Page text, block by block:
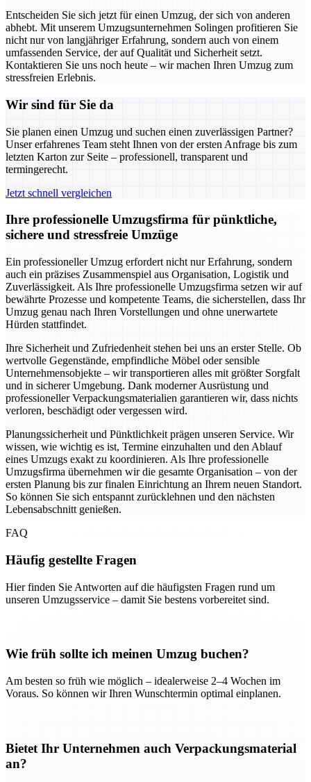
Entscheiden Sie sich jetzt für einen Umzug, der sich von anderen
abhebt. Mit unserem Umzugsunternehmen Solingen profitieren Sie
nicht nur von langjähriger Erfahrung, sondern auch von einem
umfassenden Service, der auf Qualität und Sicherheit setzt.
Kontaktieren Sie uns noch heute – wir machen Ihren Umzug zum
stressfreien Erlebnis.
Wir sind für Sie da
Sie planen einen Umzug und suchen einen zuverlässigen Partner?
Unser erfahrenes Team steht Ihnen von der ersten Anfrage bis zum
letzten Karton zur Seite – professionell, transparent und
termingerecht.
Jetzt schnell vergleichen
Ihre professionelle Umzugsfirma für pünktliche,
sichere und stressfreie Umzüge
Ein professioneller Umzug erfordert nicht nur Erfahrung, sondern
auch ein präzises Zusammenspiel aus Organisation, Logistik und
Zuverlässigkeit. Als Ihre professionelle Umzugsfirma setzen wir auf
bewährte Prozesse und kompetente Teams, die sicherstellen, dass Ihr
Umzug genau nach Ihren Vorstellungen und ohne unerwartete
Hürden stattfindet.
Ihre Sicherheit und Zufriedenheit stehen bei uns an erster Stelle. Ob
wertvolle Gegenstände, empfindliche Möbel oder sensible
Unternehmensobjekte – wir transportieren alles mit größter Sorgfalt
und in sicherer Umgebung. Dank moderner Ausrüstung und
professioneller Verpackungsmaterialien garantieren wir, dass nichts
verloren, beschädigt oder vergessen wird.
Planungssicherheit und Pünktlichkeit prägen unseren Service. Wir
wissen, wie wichtig es ist, Termine einzuhalten und den Ablauf
eines Umzugs exakt zu koordinieren. Als Ihre professionelle
Umzugsfirma übernehmen wir die gesamte Organisation – von der
ersten Planung bis zur finalen Einrichtung an Ihrem neuen Standort.
So können Sie sich entspannt zurücklehnen und den nächsten
Lebensabschnitt genießen.
FAQ
Häufig gestellte Fragen
Hier finden Sie Antworten auf die häufigsten Fragen rund um
unseren Umzugsservice – damit Sie bestens vorbereitet sind.
Wie früh sollte ich meinen Umzug buchen?
Am besten so früh wie möglich – idealerweise 2–4 Wochen im
Voraus. So können wir Ihren Wunschtermin optimal einplanen.
Bietet Ihr Unternehmen auch Verpackungsmaterial
an?